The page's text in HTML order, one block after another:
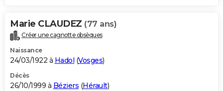
Marie CLAUDEZ (77 ans)
Créer une cagnotte obsèques
Naissance
24/03/1922 à Hadol (Vosges)
Décès
26/10/1999 à Béziers (Hérault)